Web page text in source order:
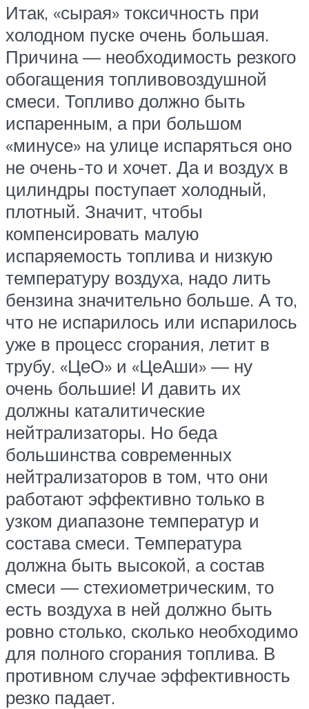
Итак, «сырая» токсичность при
холодном пуске очень большая.
Причина — необходимость резкого
обогащения топливовоздушной
смеси. Топливо должно быть
испаренным, а при большом
«минусе» на улице испаряться оно
не очень-то и хочет. Да и воздух в
цилиндры поступает холодный,
плотный. Значит, чтобы
компенсировать малую
испаряемость топлива и низкую
температуру воздуха, надо лить
бензина значительно больше. А то,
что не испарилось или испарилось
уже в процесс сгорания, летит в
трубу. «ЦеО» и «ЦеАши» — ну
очень большие! И давить их
должны каталитические
нейтрализаторы. Но беда
большинства современных
нейтрализаторов в том, что они
работают эффективно только в
узком диапазоне температур и
состава смеси. Температура
должна быть высокой, а состав
смеси — стехиометрическим, то
есть воздуха в ней должно быть
ровно столько, сколько необходимо
для полного сгорания топлива. В
противном случае эффективность
резко падает.